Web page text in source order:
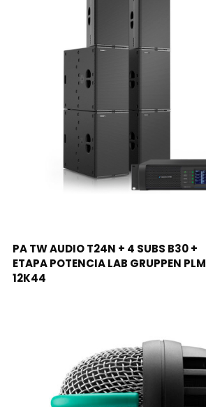
LEER MÁS
PA TW AUDIO T24N + 4 SUBS B30 +
ETAPA POTENCIA LAB GRUPPEN PLM
12K44